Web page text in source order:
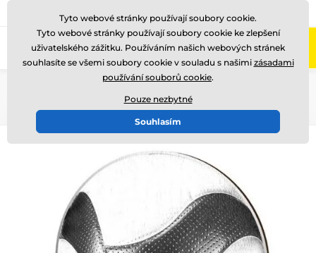
Zavolejte nám (Po-Pá 8-17)
Tyto webové stránky používají soubory cookie.
Tyto webové stránky používají soubory cookie ke zlepšení
uživatelského zážitku. Používáním našich webových stránek
souhlasíte se všemi soubory cookie v souladu s našimi zásadami
používání souborů cookie.
Pouze nezbytné
Souhlasím